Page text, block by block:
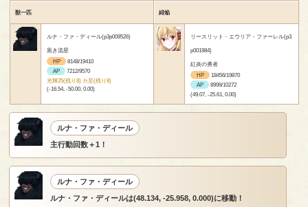
獣一匹 緋焔
ルナ・ファ・ディール(p3p009526)
黒き流星
HP
8148/19410
AP
7212/9570
光輝25(残り8) カ至(残り8)
(-16.54, -50.00, 0.00)
リースリット・エウリア・ファーレル(p3
p001984)
紅炎の勇者
HP
18456/19870
AP
8999/10272
(49.07, -25.61, 0.00)
ルナ・ファ・ディール
主行動回数＋1！
ルナ・ファ・ディール
ルナ・ファ・ディールは(48.134, -25.958, 0.000)に移動！